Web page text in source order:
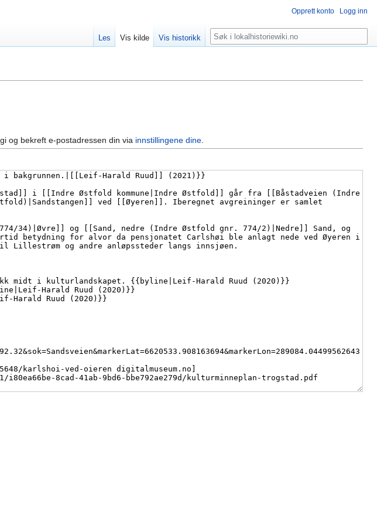
og bekreft e-postadressen din via innstillingene dine
Opprett konto Logg inn
Les Vis kilde Vis historikk Søk